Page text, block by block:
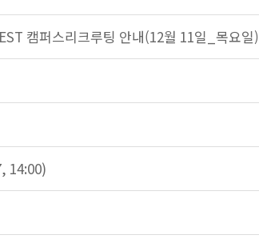
캠퍼스리크루팅 안내(12월 11일_목요일)
14:00)